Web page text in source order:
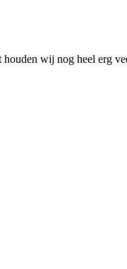
wij nog heel erg